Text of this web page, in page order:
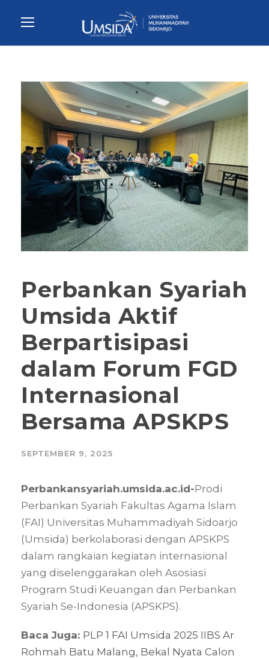
Perbankan Syariah
Umsida Aktif
Berpartisipasi
dalam Forum FGD
Internasional
Bersama APSKPS
SEPTEMBER 9, 2025
Perbankansyariah.umsida.ac.id-Prodi
Perbankan Syariah Fakultas Agama Islam
(FAI) Universitas Muhammadiyah Sidoarjo
(Umsida) berkolaborasi dengan APSKPS
dalam rangkaian kegiatan internasional
yang diselenggarakan oleh Asosiasi
Program Studi Keuangan dan Perbankan
Syariah Se-Indonesia (APSKPS).
Baca Juga: PLP 1 FAI Umsida 2025 IIBS Ar
Rohmah Batu Malang, Bekal Nyata Calon